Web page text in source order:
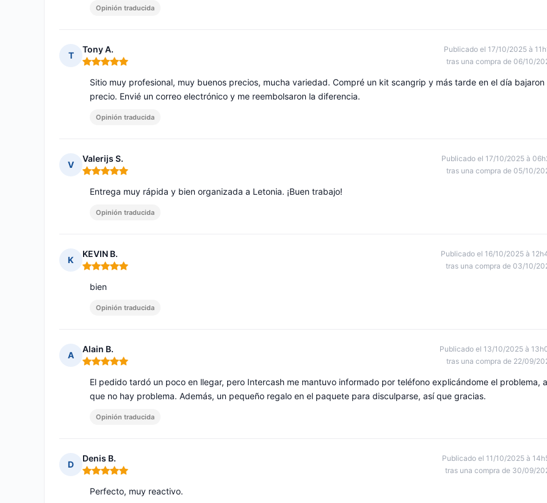
Opinión traducida
T
Tony A.
Nota: 5 de 5
Publicado el 17/10/2025 à
tras una compra de 06/10/
Sitio muy profesional, muy buenos precios, mucha variedad. Compré un kit scangrip y más tarde en el día bajaron
precio. Envié un correo electrónico y me reembolsaron la diferencia.
Opinión traducida
V
Valerijs S.
Nota: 5 de 5
Publicado el 17/10/2025 à
tras una compra de 05/10/
Entrega muy rápida y bien organizada a Letonia. ¡Buen trabajo!
Opinión traducida
K
KEVIN B.
Nota: 5 de 5
Publicado el 16/10/2025 à
tras una compra de 03/10/
bien
Opinión traducida
A
Alain B.
Nota: 5 de 5
Publicado el 13/10/2025 à
tras una compra de 22/09/
El pedido tardó un poco en llegar, pero Intercash me mantuvo informado por teléfono explicándome el problema,
que no hay problema. Además, un pequeño regalo en el paquete para disculparse, así que gracias.
Opinión traducida
D
Denis B.
Nota: 5 de 5
Publicado el 11/10/2025 à
tras una compra de 30/09/
Perfecto, muy reactivo.